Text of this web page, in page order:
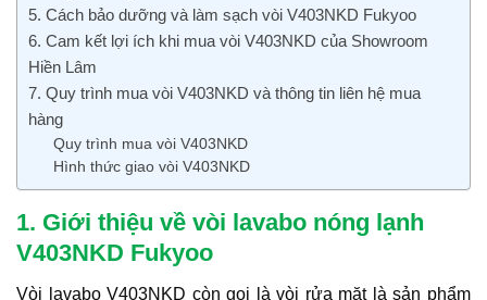
5. Cách bảo dưỡng và làm sạch vòi V403NKD Fukyoo
6. Cam kết lợi ích khi mua vòi V403NKD của Showroom
Hiền Lâm
7. Quy trình mua vòi V403NKD và thông tin liên hệ mua
hàng
Quy trình mua vòi V403NKD
Hình thức giao vòi V403NKD
1. Giới thiệu về vòi lavabo nóng lạnh
V403NKD Fukyoo
Vòi lavabo V403NKD còn gọi là vòi rửa mặt là sản phẩm